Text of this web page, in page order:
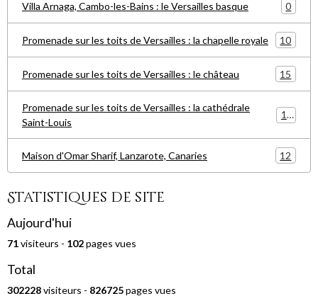
Villa Arnaga, Cambo-les-Bains : le Versailles basque 0
Promenade sur les toits de Versailles : la chapelle royale 10
Promenade sur les toits de Versailles : le château 15
Promenade sur les toits de Versailles : la cathédrale
Saint-Louis
15
Maison d'Omar Sharif, Lanzarote, Canaries 12
Statistiques de site
Aujourd'hui
71visiteurs - 102pages vues
Total
302228visiteurs - 826725pages vues